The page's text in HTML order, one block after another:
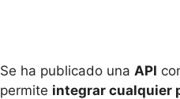
Se ha publicado una API
permite integrar cualquier